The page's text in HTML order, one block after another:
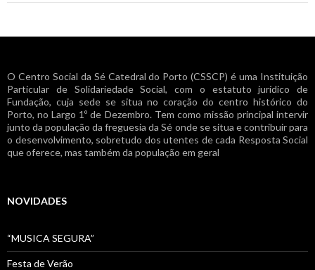
O Centro Social da Sé Catedral do Porto (CSSCP) é uma Instituição
Particular de Solidariedade Social, com o estatuto jurídico de
Fundação, cuja sede se situa no coração do centro histórico do
Porto, no Largo 1º de Dezembro. Tem como missão principal intervir
junto da população da freguesia da Sé onde se situa e contribuir para
o desenvolvimento, sobretudo dos utentes de cada Resposta Social
que oferece, mas também da população em geral
NOVIDADES
“MUSICA SEGURA”
Festa de Verão